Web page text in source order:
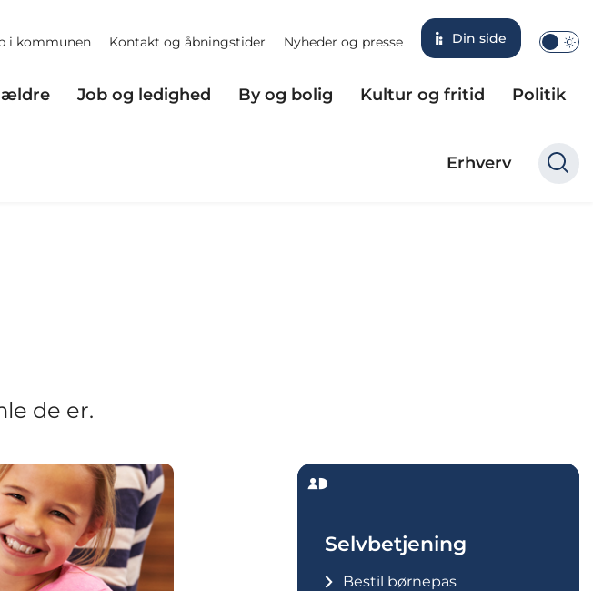
i kommunen Kontakt og åbningstider Nyheder og presse Din side
ældre Job og ledighed By og bolig Kultur og fritid Politik
Erhverv
de er.
Selvbetjening
Bestil børnepas